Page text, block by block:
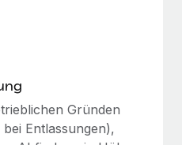
bei Remote Unternehmen
die beste...
in 19 Ländern
Gründen
Entlassungen),